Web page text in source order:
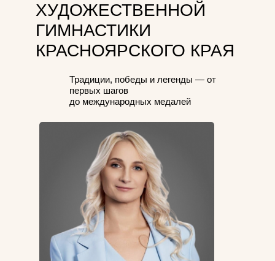
Традиции, победы и легенды — от
первых шагов
до международных медалей
ХУДОЖЕСТВЕННОЙ
ГИМНАСТИКИ
КРАСНОЯРСКОГО КРАЯ